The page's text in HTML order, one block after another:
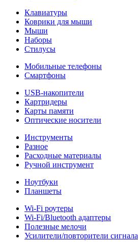
Клавиатуры
Коврики для мыши
Мыши
Наборы
Стилусы
Мобильные телефоны
Смартфоны
USB-накопители
Картридеры
Карты памяти
Оптические носители
Инструменты
Разное
Расходные материалы
Ручной инструмент
Ноутбуки
Планшеты
Wi-Fi роутеры
Wi-Fi/Bluetooth адаптеры
Полезные мелочи
Усилители/повторители сигнала